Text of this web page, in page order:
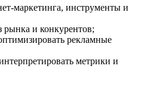
маркетинга, инструменты и
рынка и конкурентов;
рекламные
метрики и